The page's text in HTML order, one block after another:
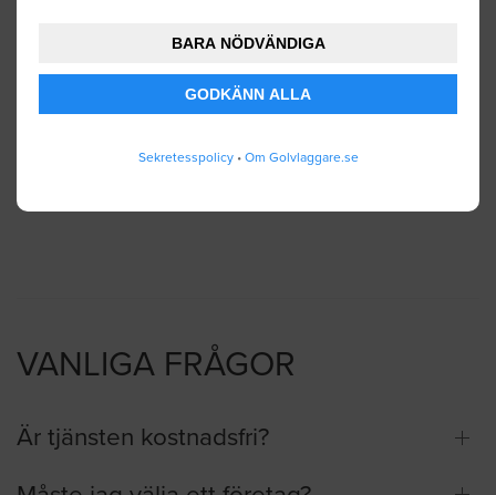
BARA NÖDVÄNDIGA
GODKÄNN ALLA
Sekretesspolicy• Om Golvlaggare.se
använder mina personuppgifter enligt
SKICKA IN
VANLIGA FRÅGOR
Är tjänsten kostnadsfri?